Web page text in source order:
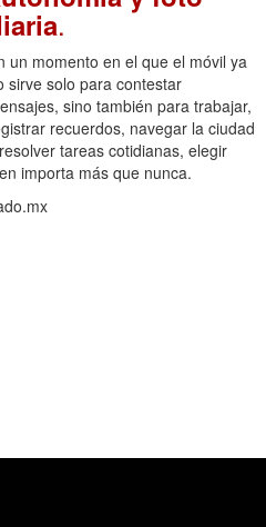
.
un momento en el que el móvil ya
sirve solo para contestar
sino también para trabajar,
recuerdos, navegar la ciudad
tareas cotidianas, elegir
importa más que nunca.